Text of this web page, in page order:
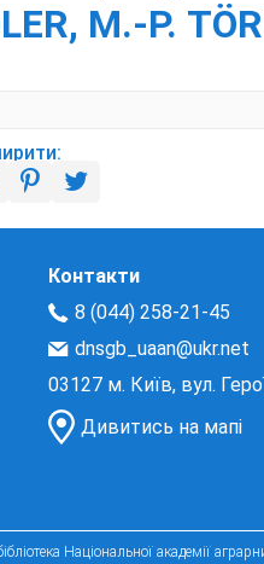
M.-P.
Контакти
8 (044) 258-21-45
dnsgb_uaan@ukr.net
03127 м. Київ, вул.
Дивитись на мапі
Національної академії